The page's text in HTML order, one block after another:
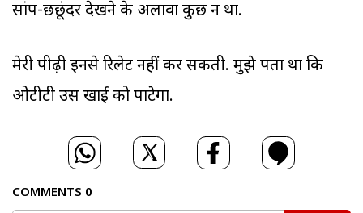
सांप-छछूंदर देखने के अलावा कुछ न था.
मेरी पीढ़ी इनसे रिलेट नहीं कर सकती. मुझे पता था कि
ओटीटी उस खाई को पाटेगा.
COMMENTS 0